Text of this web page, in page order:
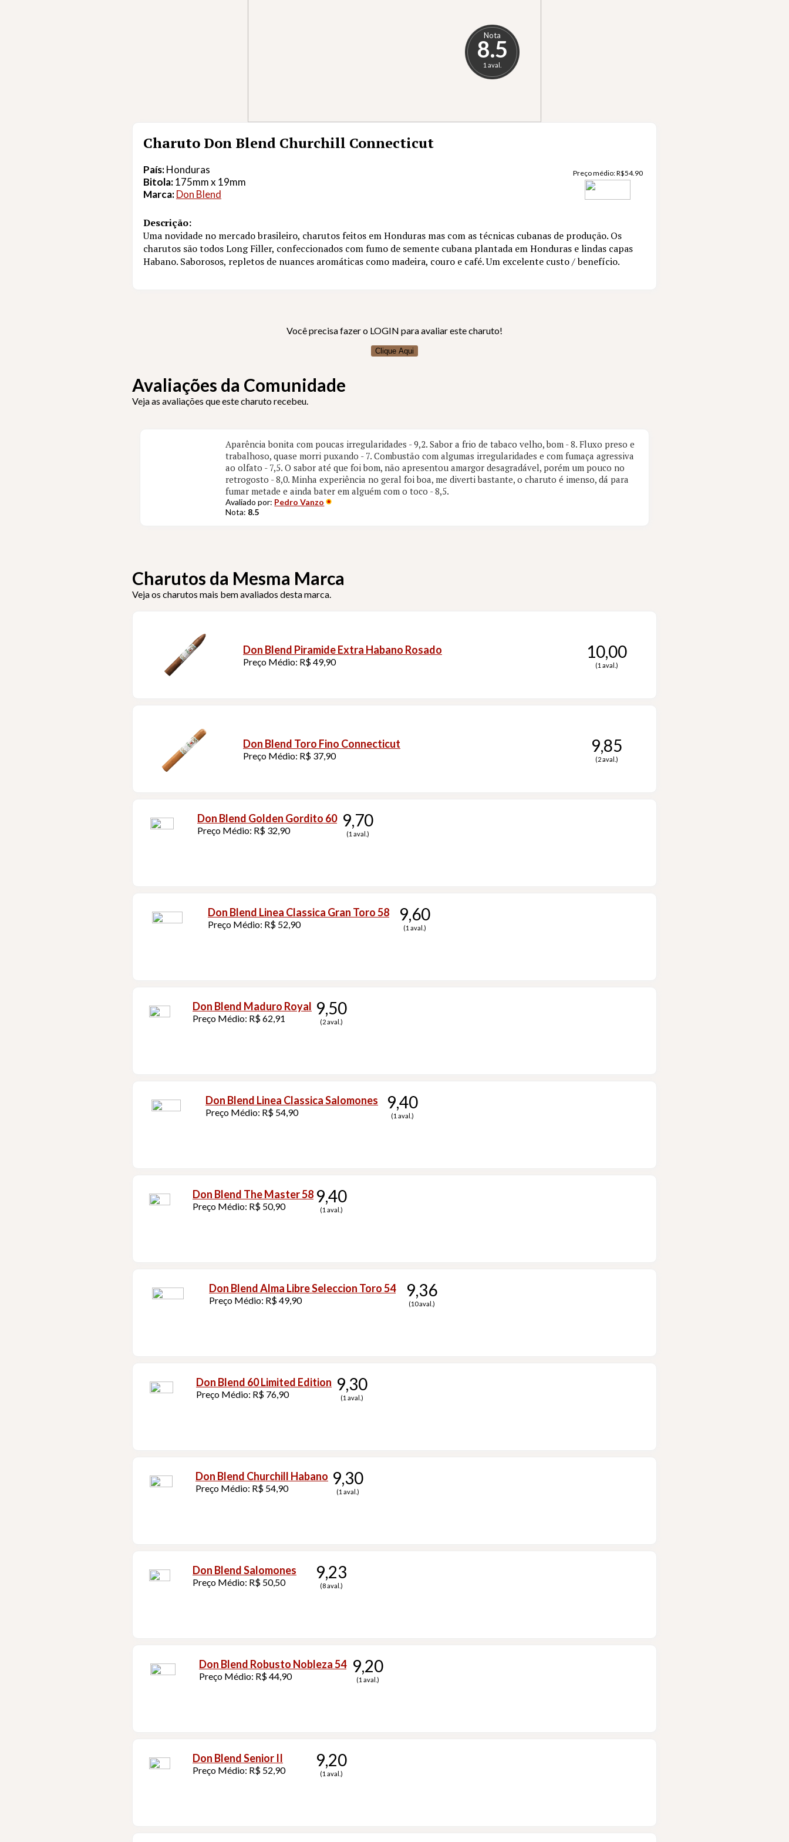
Nota
8.5
1 aval.
Charuto Don Blend Churchill Connecticut
País:Honduras
Bitola:175mm x 19mm
Marca:Don Blend
Preço médio:R$54.90
Descrição:
Uma novidade no mercado brasileiro, charutos feitos em Honduras mas com as técnicas cubanas de produção. Os
charutos são todos Long Filler, confeccionados com fumo de semente cubana plantada em Honduras e lindas capas
Habano. Saborosos, repletos de nuances aromáticas como madeira, couro e café. Um excelente custo / benefício.
Você precisa fazer o LOGIN para avaliar este charuto!
Clique Aqui
Avaliações da Comunidade
Veja as avaliações que este charuto recebeu.
Aparência bonita com poucas irregularidades - 9,2. Sabor a frio de tabaco velho, bom - 8. Fluxo preso e
trabalhoso, quase morri puxando - 7. Combustão com algumas irregularidades e com fumaça agressiva
ao olfato - 7,5. O sabor até que foi bom, não apresentou amargor desagradável, porém um pouco no
retrogosto - 8,0. Minha experiência no geral foi boa, me diverti bastante, o charuto é imenso, dá para
fumar metade e ainda bater em alguém com o toco - 8,5.
Avaliado por: Pedro Vanzo
Nota: 8.5
Charutos da Mesma Marca
Veja os charutos mais bem avaliados desta marca.
Don Blend Piramide Extra Habano Rosado
Preço Médio: R$ 49,90
10,00
(1 aval.)
Don Blend Toro Fino Connecticut
Preço Médio: R$ 37,90
9,85
(2 aval.)
Don Blend Golden Gordito 60
Preço Médio: R$ 32,90
9,70
(1 aval.)
Don Blend Linea Classica Gran Toro 58
Preço Médio: R$ 52,90
9,60
(1 aval.)
Don Blend Maduro Royal
Preço Médio: R$ 62,91
9,50
(2 aval.)
Don Blend Linea Classica Salomones
Preço Médio: R$ 54,90
9,40
(1 aval.)
Don Blend The Master 58
Preço Médio: R$ 50,90
9,40
(1 aval.)
Don Blend Alma Libre Seleccion Toro 54
Preço Médio: R$ 49,90
9,36
(10 aval.)
Don Blend 60 Limited Edition
Preço Médio: R$ 76,90
9,30
(1 aval.)
Don Blend Churchill Habano
Preço Médio: R$ 54,90
9,30
(1 aval.)
Don Blend Salomones
Preço Médio: R$ 50,50
9,23
(8 aval.)
Don Blend Robusto Nobleza 54
Preço Médio: R$ 44,90
9,20
(1 aval.)
Don Blend Senior II
Preço Médio: R$ 52,90
9,20
(1 aval.)